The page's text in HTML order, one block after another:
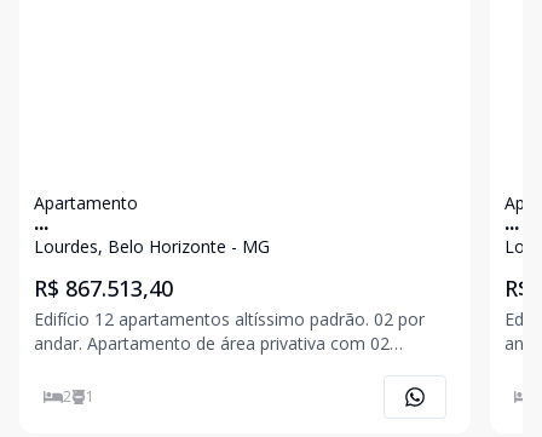
Apartamento
...
Lourdes, Belo Horizonte - MG
R$ 867.513,40
Edifício 12 apartamentos altíssimo padrão. 02 por
andar. Apartamento de área privativa com 02
social, cozinha com bancada, área de serviço, 02
vagas de garagem. Prédio com cozinha gourmet.
2 1
...
R$
andar. Apartamento de área